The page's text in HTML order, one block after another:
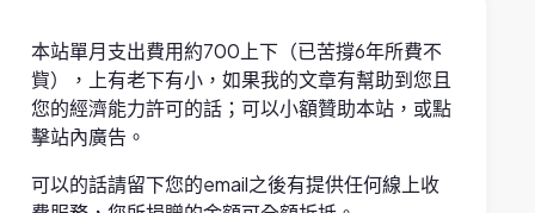
本站單月支出費用約700上下（已苦撐6年所費不
貲），上有老下有小，如果我的文章有幫助到您且
您的經濟能力許可的話；可以小額贊助本站，或點
擊站內廣告。
可以的話請留下您的email之後有提供任何線上收